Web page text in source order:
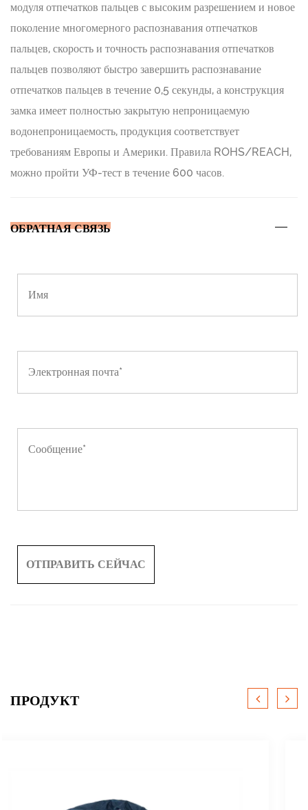
модуля отпечатков пальцев с высоким разрешением и новое
поколение многомерного распознавания отпечатков
пальцев, скорость и точность распознавания отпечатков
пальцев позволяют быстро завершить распознавание
отпечатков пальцев в течение 0,5 секунды, а конструкция
замка имеет полностью закрытую непроницаемую
водонепроницаемость, продукция соответствует
требованиям Европы и Америки. Правила ROHS/REACH,
можно пройти УФ-тест в течение 600 часов.
ОБРАТНАЯ СВЯЗЬ
ПРОДУКТ